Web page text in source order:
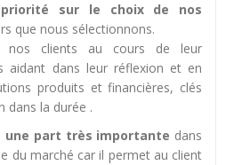
sur le choix de nos
que nous sélectionnons.
nos clients au cours de leur
aidant dans leur réflexion et en
produits et financières, clés
dans la durée .
une part très importante dans
du marché car il permet au client